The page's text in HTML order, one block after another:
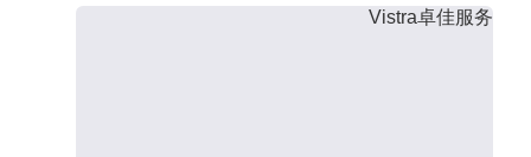
Vistra卓佳服务